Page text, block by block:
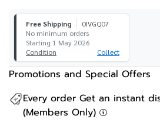
Free Shipping
0IVGQ07
No minimum orders
Starting 1 May 2026
Condition
Collect
Promotions and Special Offers
Every order Get an instant
(Members Only)